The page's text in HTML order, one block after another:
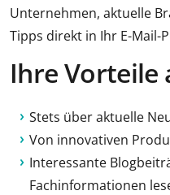
Unternehmen, aktuelle
Tipps direkt in Ihr E-Mail-
Ihre Vorteile
Stets über aktuelle
Von innovativen
Interessante
Fachinformationen